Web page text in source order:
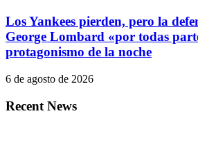
Los Yankees pierden, pero la
George Lombard «por todas
protagonismo de la noche
6 de agosto de 2026
Recent News